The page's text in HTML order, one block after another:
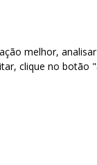
(11) 2108 9200
Associados |
melhor,
clique no botão